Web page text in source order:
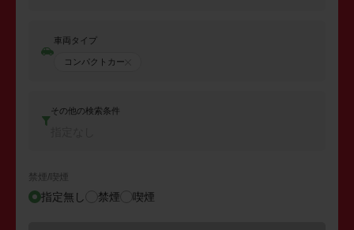
車両タイプ
コンパクトカー
その他の検索条件
禁煙/喫煙
指定無し 禁煙 喫煙